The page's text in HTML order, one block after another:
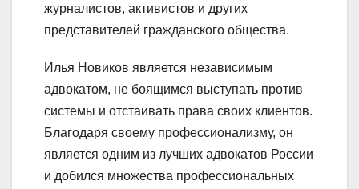
журналистов, активистов и других
представителей гражданского общества.
Илья Новиков является независимым
адвокатом, не боящимся выступать против
системы и отстаивать права своих клиентов.
Благодаря своему профессионализму, он
является одним из лучших адвокатов России
и добился множества профессиональных